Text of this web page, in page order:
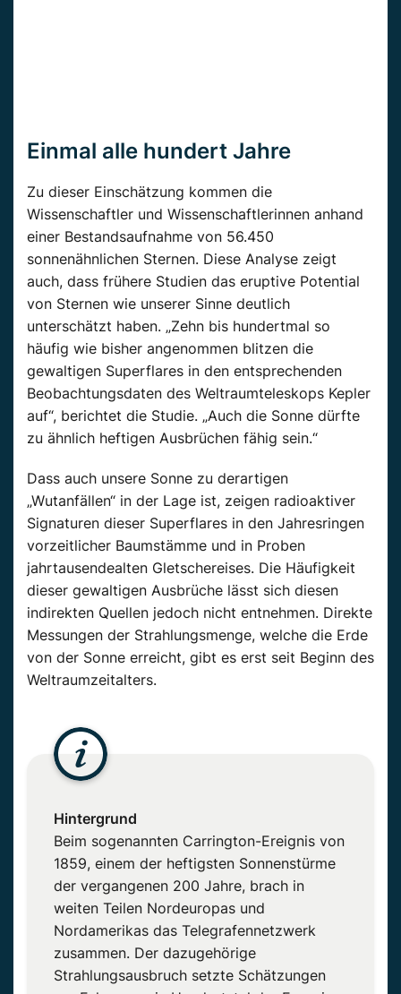
Einmal alle hundert Jahre
Zu dieser Einschätzung kommen die
Wissenschaftler und Wissenschaftlerinnen anhand
einer Bestandsaufnahme von 56.450
sonnenähnlichen Sternen. Diese Analyse zeigt
auch, dass frühere Studien das eruptive Potential
von Sternen wie unserer Sinne deutlich
unterschätzt haben. „Zehn bis hundertmal so
häufig wie bisher angenommen blitzen die
gewaltigen Superflares in den entsprechenden
Beobachtungsdaten des Weltraumteleskops Kepler
auf“, berichtet die Studie. „Auch die Sonne dürfte
zu ähnlich heftigen Ausbrüchen fähig sein.“
Dass auch unsere Sonne zu derartigen
„Wutanfällen“ in der Lage ist, zeigen radioaktiver
Signaturen dieser Superflares in den Jahresringen
vorzeitlicher Baumstämme und in Proben
jahrtausendealten Gletschereises. Die Häufigkeit
dieser gewaltigen Ausbrüche lässt sich diesen
indirekten Quellen jedoch nicht entnehmen. Direkte
Messungen der Strahlungsmenge, welche die Erde
von der Sonne erreicht, gibt es erst seit Beginn des
Weltraumzeitalters.
Hintergrund
Beim sogenannten Carrington-Ereignis von
1859, einem der heftigsten Sonnenstürme
der vergangenen 200 Jahre, brach in
weiten Teilen Nordeuropas und
Nordamerikas das Telegrafennetzwerk
zusammen. Der dazugehörige
Strahlungsausbruch setzte Schätzungen